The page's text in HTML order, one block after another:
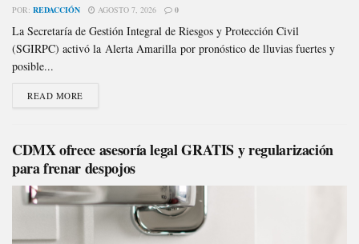
POR: REDACCIÓN AGOSTO 7, 2026 0
La Secretaría de Gestión Integral de Riesgos y Protección Civil
(SGIRPC) activó la Alerta Amarilla por pronóstico de lluvias fuertes y
posible...
READ MORE
CDMX ofrece asesoría legal GRATIS y regularización
para frenar despojos